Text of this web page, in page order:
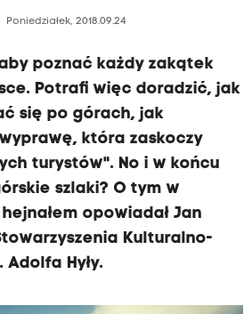
Poniedziałek, 2018.09.24
aby poznać każdy zakątek
Potrafi więc doradzić, jak
się po górach, jak
która zaskoczy
turystów". No i w końcu
szlaki? O tym w
opowiadał Jan
Kulturalno-
Hyły.